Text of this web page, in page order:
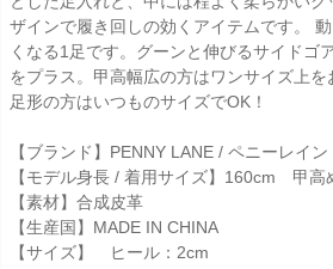
ザインで履き回しの効くアイテムです。
くなる1足です。グーンと伸びるサイドゴ
をプラス。甲高幅広の方はワンサイズ上
足形の方はいつものサイズでOK！
【ブランド】PENNY LANE / ペニーレイン
【モデル身長 / 着用サイズ】160cm 甲
【素材】合成皮革
【生産国】MADE IN CHINA
【サイズ】 ヒール：2cm